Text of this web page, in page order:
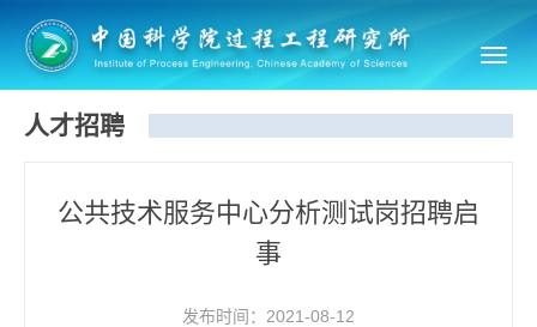
人才招聘
公共技术服务中心分析测试岗招聘启
事
发布时间：2021-08-12